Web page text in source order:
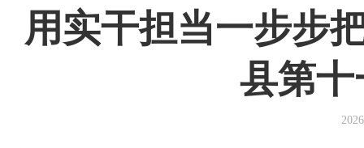
用实干担当一步步
县第